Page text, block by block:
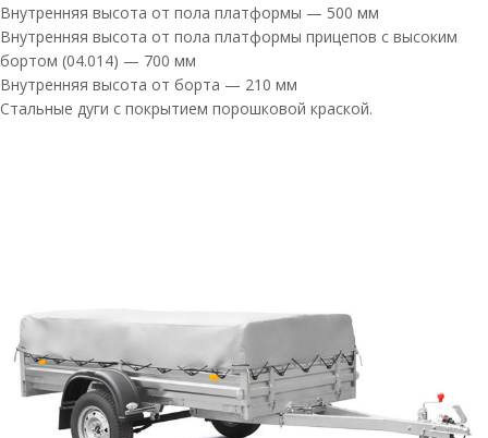
Внутренняя высота от пола платформы — 500 мм
Внутренняя высота от пола платформы прицепов с высоким
бортом (04.014) — 700 мм
Внутренняя высота от борта — 210 мм
Стальные дуги с покрытием порошковой краской.